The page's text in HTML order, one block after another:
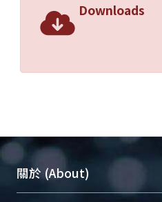
Downloads
關於 (About)